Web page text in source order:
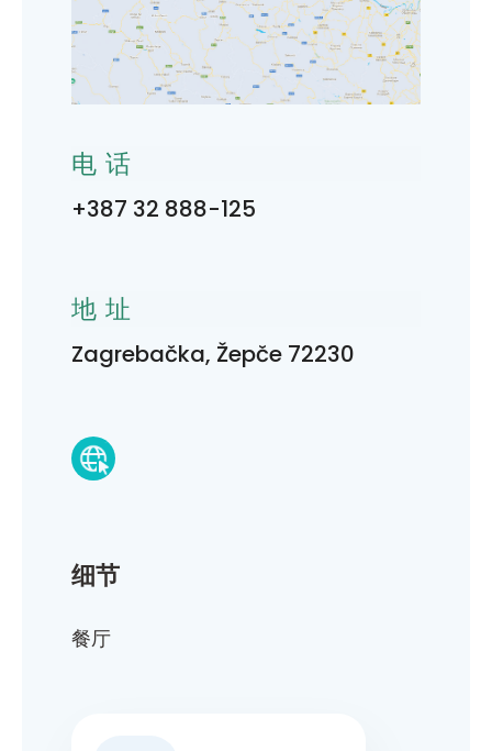
细节
餐厅
电话
+387 32 888-125
地址
Zagrebačka, Žepče 72230